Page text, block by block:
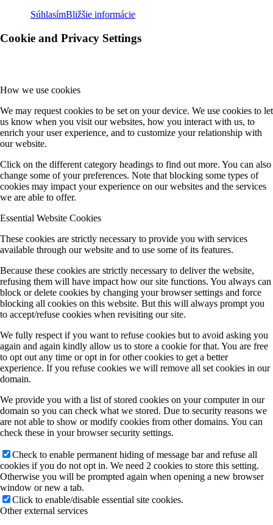
SúhlasímBližšie informácie
Cookie and Privacy Settings
How we use cookies
We may request cookies to be set on your device. We use cookies to let
us know when you visit our websites, how you interact with us, to
enrich your user experience, and to customize your relationship with
our website.
Click on the different category headings to find out more. You can also
change some of your preferences. Note that blocking some types of
cookies may impact your experience on our websites and the services
we are able to offer.
Essential Website Cookies
These cookies are strictly necessary to provide you with services
available through our website and to use some of its features.
Because these cookies are strictly necessary to deliver the website,
refusing them will have impact how our site functions. You always can
block or delete cookies by changing your browser settings and force
blocking all cookies on this website. But this will always prompt you
to accept/refuse cookies when revisiting our site.
We fully respect if you want to refuse cookies but to avoid asking you
again and again kindly allow us to store a cookie for that. You are free
to opt out any time or opt in for other cookies to get a better
experience. If you refuse cookies we will remove all set cookies in our
domain.
We provide you with a list of stored cookies on your computer in our
domain so you can check what we stored. Due to security reasons we
are not able to show or modify cookies from other domains. You can
check these in your browser security settings.
Check to enable permanent hiding of message bar and refuse all
cookies if you do not opt in. We need 2 cookies to store this setting.
Otherwise you will be prompted again when opening a new browser
window or new a tab.
Click to enable/disable essential site cookies.
Other external services